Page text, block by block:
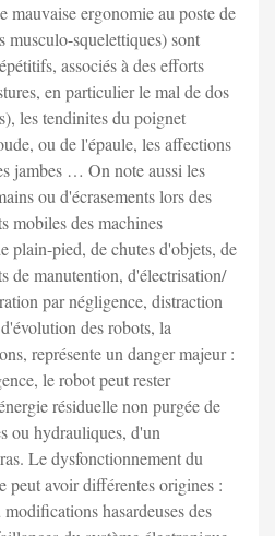
mauvaise ergonomie au poste de
squelettiques) sont
associés à des efforts
en particulier le mal de dos
les tendinites du poignet
ou de l'épaule, les affections
jambes … On note aussi les
ou d'écrasements lors des
mobiles des machines
plain-pied, de chutes d'objets, de
de manutention, d'électrisation/
par négligence, distraction
des robots, la
représente un danger majeur :
le robot peut rester
résiduelle non purgée de
ou hydrauliques, d'un
Le dysfonctionnement du
peut avoir différentes origines :
hasardeuses des